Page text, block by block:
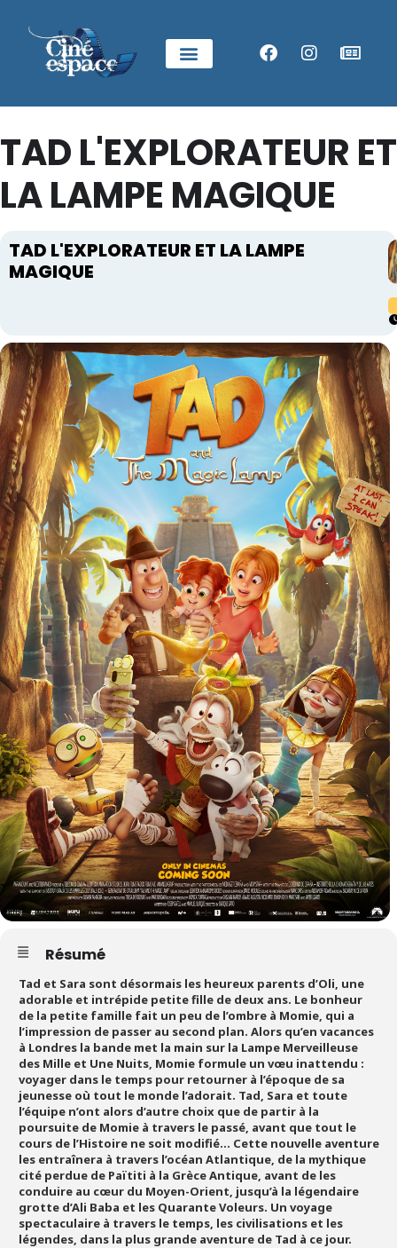
TAD L'EXPLORATEUR ET
LA LAMPE MAGIQUE
TAD L'EXPLORATEUR ET LA LAMPE
MAGIQUE
Résumé
Tad et Sara sont désormais les heureux parents d’Oli, une
adorable et intrépide petite fille de deux ans. Le bonheur
de la petite famille fait un peu de l’ombre à Momie, qui a
l’impression de passer au second plan. Alors qu’en vacances
à Londres la bande met la main sur la Lampe Merveilleuse
des Mille et Une Nuits, Momie formule un vœu inattendu :
voyager dans le temps pour retourner à l’époque de sa
jeunesse où tout le monde l’adorait. Tad, Sara et toute
l’équipe n’ont alors d’autre choix que de partir à la
poursuite de Momie à travers le passé, avant que tout le
cours de l’Histoire ne soit modifié… Cette nouvelle aventure
les entraînera à travers l’océan Atlantique, de la mythique
cité perdue de Païtiti à la Grèce Antique, avant de les
conduire au cœur du Moyen-Orient, jusqu’à la légendaire
grotte d’Ali Baba et les Quarante Voleurs. Un voyage
spectaculaire à travers le temps, les civilisations et les
légendes, dans la plus grande aventure de Tad à ce jour.